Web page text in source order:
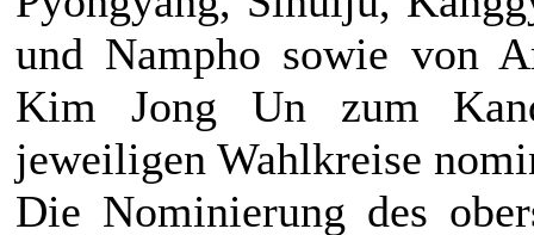
und Nampho sowie von
Kim Jong Un zum
jeweiligen Wahlkreise
Die Nominierung des